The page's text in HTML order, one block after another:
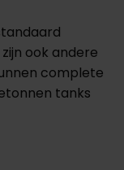
ook andere
complete
tanks